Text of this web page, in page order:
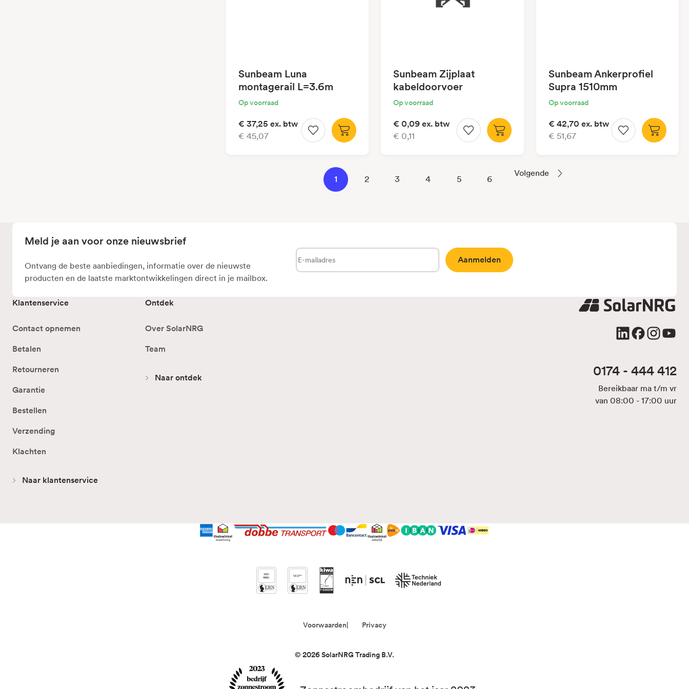
Sunbeam Luna
montagerail L=3.6m
Op voorraad
€ 37,25 ex. btw
€ 45,07
Sunbeam Zijplaat
kabeldoorvoer
Op voorraad
€ 0,09 ex. btw
€ 0,11
Sunbeam Ankerprofiel
Supra 1510mm
Op voorraad
€ 42,70 ex. btw
€ 51,67
1 2 3 4 5 6
Volgende
Meld je aan voor onze nieuwsbrief
Ontvang de beste aanbiedingen, informatie over de nieuwste
producten en de laatste marktontwikkelingen direct in je mailbox.
E-
Klantenservice
Contact opnemen
Betalen
Retourneren
Garantie
Bestellen
Verzending
Klachten
Naar klantenservice
Ontdek
Over SolarNRG
Team
Naar ontdek 0174 - 444 412
Bereikbaar ma t/m vr
van 08:00 - 17:00 uur
Voorwaarden Privacy
© 2026SolarNRG Trading B.V.